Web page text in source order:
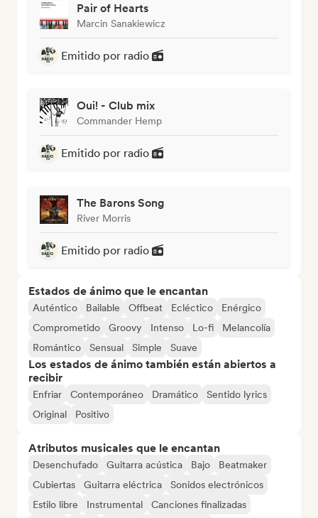
Pair of Hearts
Marcin Sanakiewicz
Emitido por radio
Oui! - Club mix
Commander Hemp
Emitido por radio
The Barons Song
River Morris
Emitido por radio
Estados de ánimo que le encantan
Auténtico Bailable Offbeat Ecléctico
Enérgico
Comprometido
Groovy Intenso Lo-fi
Melancolía
Romántico
Sensual Simple Suave
Los estados de ánimo también están abiertos a
recibir
Enfriar Contemporáneo Dramático
Sentido lyrics
Original
Positivo
Atributos musicales que le encantan
Desenchufado Guitarra acústica Bajo
Beatmaker
Cubiertas
Guitarra eléctrica
Sonidos electrónicos
Estilo libre
Instrumental
Canciones finalizadas